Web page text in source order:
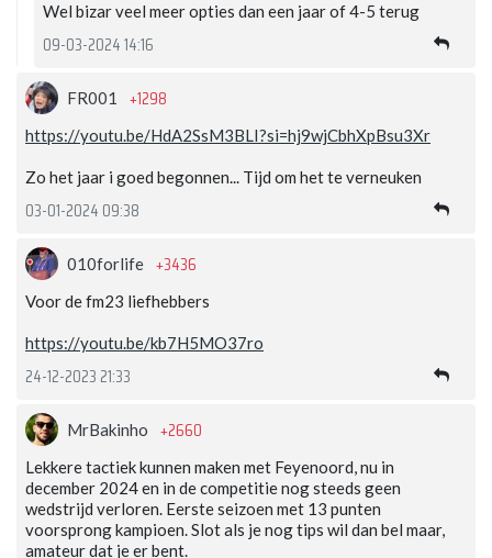
Wel bizar veel meer opties dan een jaar of 4-5 terug
09-03-2024 14:16
FR001 +1298
https://youtu.be/HdA2SsM3BLI?si=hj9wjCbhXpBsu3Xr
Zo het jaar i goed begonnen... Tijd om het te verneuken
03-01-2024 09:38
010forlife +3436
Voor de fm23 liefhebbers
https://youtu.be/kb7H5MO37ro
24-12-2023 21:33
MrBakinho +2660
Lekkere tactiek kunnen maken met Feyenoord, nu in
december 2024 en in de competitie nog steeds geen
wedstrijd verloren. Eerste seizoen met 13 punten
voorsprong kampioen. Slot als je nog tips wil dan bel maar,
amateur dat je er bent.